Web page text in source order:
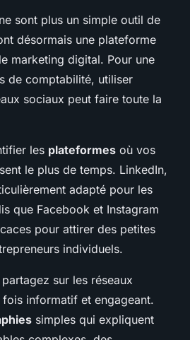
ne sont plus un simple outil de
désormais une plateforme
marketing digital. Pour une
de comptabilité, utiliser
sociaux peut faire toute la
les plateformes où vos
le plus de temps. LinkedIn,
adapté pour les
que Facebook et Instagram
pour attirer des petites
individuels.
sur les réseaux
informatif et engageant.
simples qui expliquent